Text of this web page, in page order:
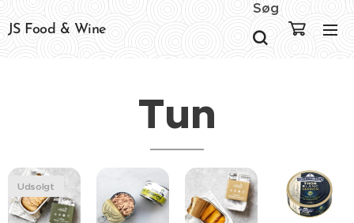
JS Food & Wine
Søg
Tun
Udsolgt